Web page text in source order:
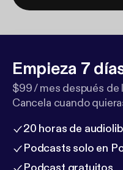
Empieza 7
$99 / mes después de
Cancela cuando
20 horas de
Podcasts solo en